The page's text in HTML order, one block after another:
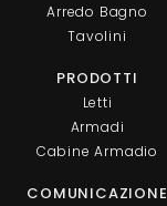
Arredo Bagno
Tavolini
PRODOTTI
Letti
Armadi
Cabine Armadio
COMUNICAZIONE